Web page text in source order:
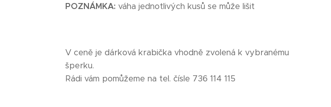
POZNÁMKA:váha jednotlivých kusů se může lišit
V ceně je dárková krabička vhodně zvolená k vybranému
šperku.
Rádi vám pomůžeme na tel. čísle 736 114 115